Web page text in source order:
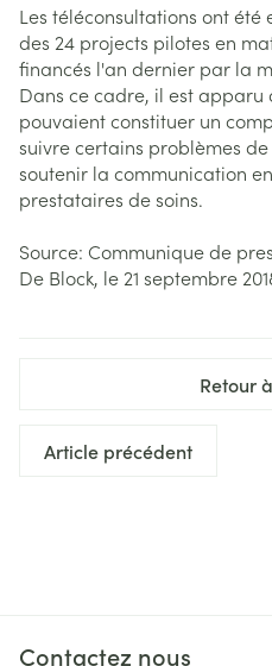
Les téléconsultations ont été
des 24 projects pilotes en
financés l'an dernier par la
Dans ce cadre, il est apparu
pouvaient constituer un
suivre certains problèmes
soutenir la communication
prestataires de soins.
Source: Communique de
De Block, le 21 septembre
Retour
Article précédent
Contactez nous